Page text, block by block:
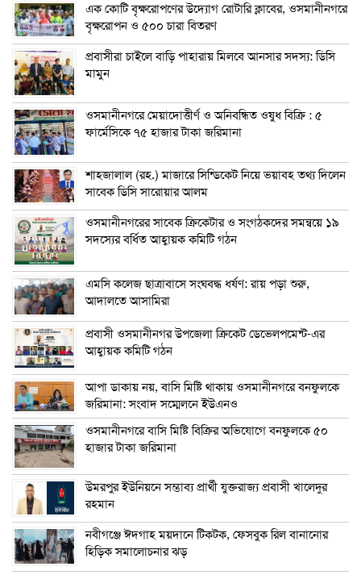
এক কোটি বৃক্ষরোপণের উদ্যোগ রোটারি ক্লাবের, ওসমানীনগরে
বৃক্ষরোপন ও ৫০০ চারা বিতরণ
প্রবাসীরা চাইলে বাড়ি পাহারায় মিলবে আনসার সদস্য: ডিসি
মামুন
ওসমানীনগরে মেয়াদোত্তীর্ণ ও অনিবন্ধিত ওষুধ বিক্রি : ৫
ফার্মেসিকে ৭৫ হাজার টাকা জরিমানা
শাহজালাল (রহ.) মাজারে সিন্ডিকেট নিয়ে ভয়াবহ তথ্য দিলেন
সাবেক ডিসি সারোয়ার আলম
ওসমানীনগরের সাবেক ক্রিকেটার ও সংগঠকদের সমন্বয়ে ১৯
সদস্যের বর্ধিত আহ্বায়ক কমিটি গঠন
এম‌সি কলেজ ছাত্রাবাসে সংঘবদ্ধ ধর্ষণ: রায় পড়া শুরু,
আদালতে আসামিরা
প্রবাসী ওসমানীনগর উপজেলা ক্রিকেট ডেভেলপমেন্ট-এর
আহ্বায়ক কমিটি গঠন
আপা ডাকায় নয়, বাসি মিষ্টি থাকায় ওসমানীনগরে বনফুলকে
জরিমানা: সংবাদ সম্মেলনে ইউএনও
ওসমানীনগরে বাসি মিষ্টি বিক্রির অভিযোগে বনফুলকে ৫০
হাজার টাকা জরিমানা
উমরপুর ইউনিয়নে সম্ভাব্য প্রার্থী যুক্তরাজ্য প্রবাসী খালেদুর
রহমান
নবীগঞ্জে ঈদগাহ ময়দানে টিকটক, ফেসবুক রিল বানানোর
হিড়িক সমালোচনার ঝড়